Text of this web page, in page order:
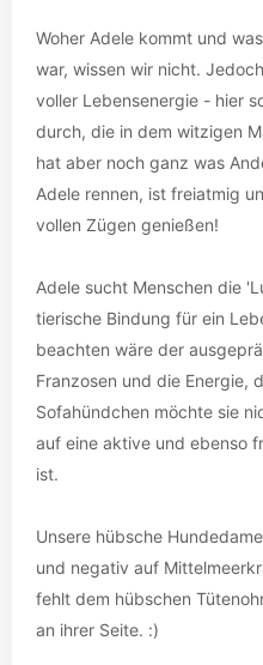
Woher Adele kommt und
war, wissen wir nicht.
voller Lebensenergie - hier
durch, die in dem witzigen
hat aber noch ganz was
Adele rennen, ist freiatmig
vollen Zügen genießen!
Adele sucht Menschen die
tierische Bindung für ein
beachten wäre der
Franzosen und die Energie,
Sofahündchen möchte sie
auf eine aktive und ebenso
ist.
Unsere hübsche
und negativ auf
fehlt dem hübschen
an ihrer Seite. :)